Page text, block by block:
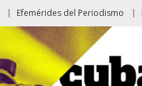
Efemérides del Periodismo